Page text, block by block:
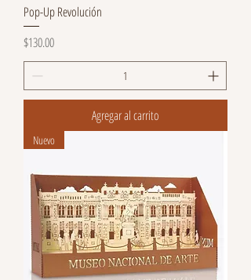
Pop-Up Revolución
Precio
$130.00
Agregar al carrito
Nuevo